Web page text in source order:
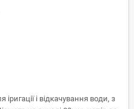
і відкачування води, з